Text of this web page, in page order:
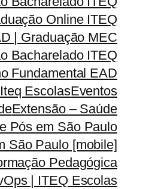
Online ITEQ
| Graduação MEC
Bacharelado ITEQ
Fundamental EAD
EscolasEventos
Extensão – Saúde
Pós em São Paulo
São Paulo [mobile]
Pedagógica
| ITEQ Escolas